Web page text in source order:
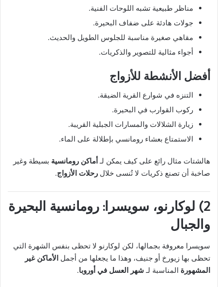
مناظر طبيعية تشبه اللوحات الفنية.
جولات هادئة على ضفاف البحيرة.
مقاهي صغيرة مناسبة للجلوس الطويل والحديث.
أجواء مثالية للتصوير والذكريات.
أفضل الأنشطة للأزواج
التنزه في شوارع القرية الضيقة.
ركوب القوارب في البحيرة.
زيارة الشلالات والمسارات الجبلية القريبة.
الاستمتاع بعشاء رومانسي بإطلالة على الماء.
هالشتات مثال رائع على كيف يمكن لـأماكن رومانسية بسيطة وغير
صاخبة أن تصنع ذكريات لا تُنسى خلال رحلات الأزواج.
2) لوكارنو، سويسرا: رومانسية البحيرة
والجبال
سويسرا معروفة بجمالها، لكن لوكارنو لا تحظى بنفس الشهرة التي
تحظى بها زيورخ أو جنيف، وهذا ما يجعلها من أجمل الأماكن غير
المشهورة المناسبة لـ شهر العسل في أوروبا.